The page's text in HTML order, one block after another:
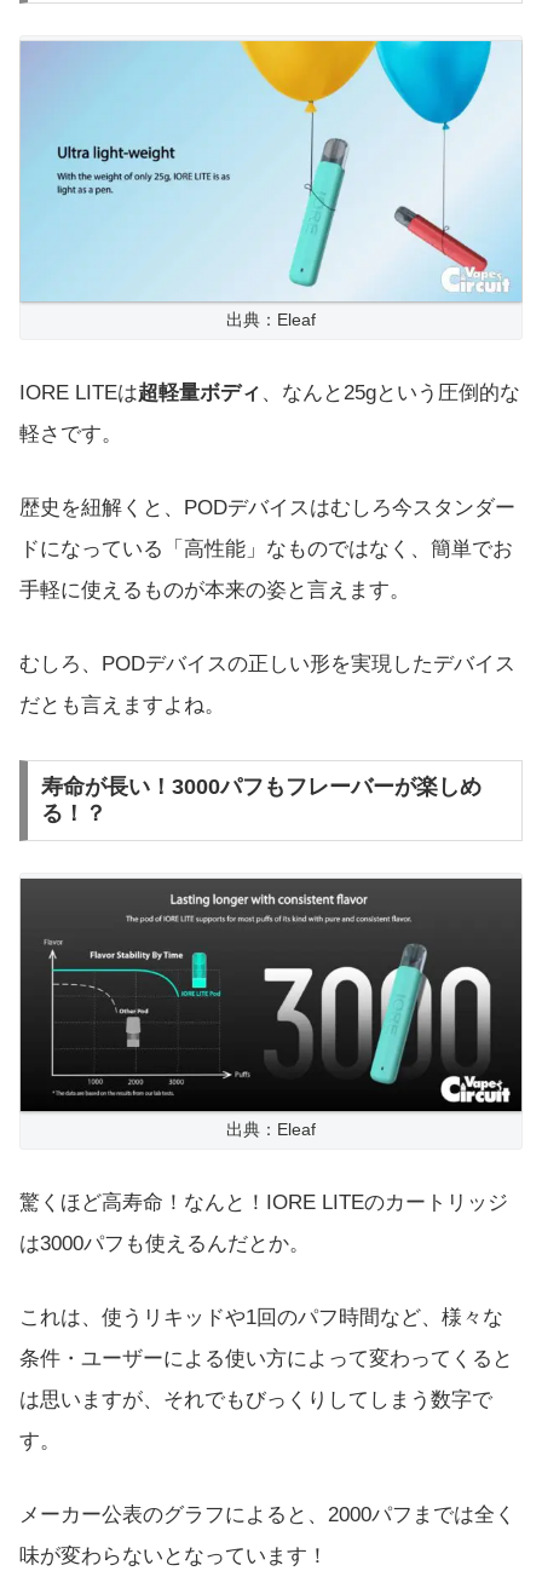
出典：Eleaf
IORE LITEは超軽量ボディ 、なんと25gという圧倒的な
軽さです。
歴史を紐解くと、PODデバイスはむしろ今スタンダー
ドになっている「高性能」なものではなく、簡単でお
手軽に使えるものが本来の姿と言えます。
むしろ、PODデバイスの正しい形を実現したデバイス
だとも言えますよね。
寿命が長い！3000パフもフレーバーが楽しめ
る！？
出典：Eleaf
驚くほど高寿命！なんと！IORE LITEのカートリッジ
は3000パフも使えるんだとか。
これは、使うリキッドや1回のパフ時間など、様々な
条件・ユーザーによる使い方によって変わってくると
は思いますが、それでもびっくりしてしまう数字で
す。
メーカー公表のグラフによると、2000パフまでは全く
味が変わらないとなっています！